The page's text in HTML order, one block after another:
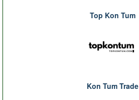
Top Kon Tum
Kon Tum Trade